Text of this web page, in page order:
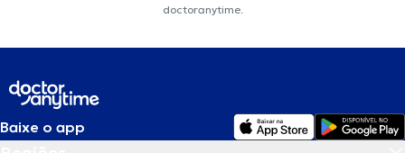
doctoranytime.
Baixe o app